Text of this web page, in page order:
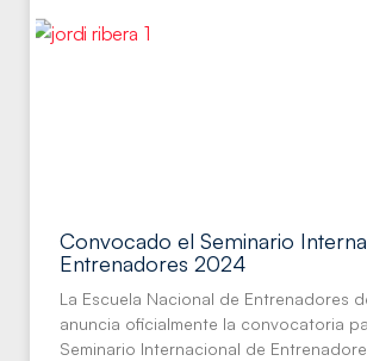
Convocado el Seminario
Entrenadores 2024
La Escuela Nacional de Entrenadores
anuncia oficialmente la convocatoria
Seminario Internacional de